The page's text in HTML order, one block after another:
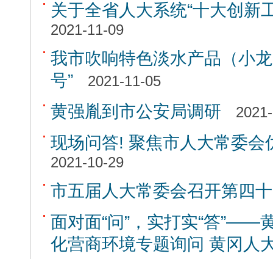
关于全省人大系统“十大创新
2021-11-09
我市吹响特色淡水产品（小
号”
2021-11-05
黄强胤到市公安局调研
现场问答! 聚焦市人大常委会
2021-10-29
市五届人大常委会召开第四
面对面“问”，实打实“答”——
化营商环境专题询问 黄冈人